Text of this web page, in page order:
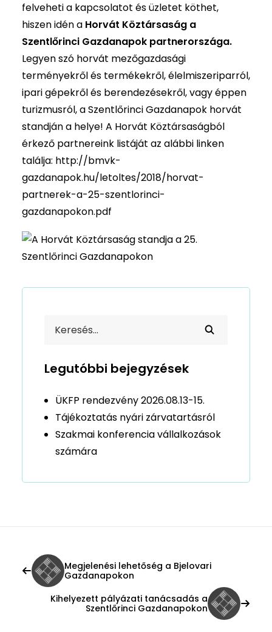
felveheti a kapcsolatot és üzletet köthet,
hiszen idén a Horvát Köztársaság a
Szentlőrinci Gazdanapok partnerországa.
Legyen szó horvát mezőgazdasági
terményekről és termékekről, élelmiszeriparról,
ipari gépekről és berendezésekről, vagy éppen
turizmusról, a Szentlőrinci Gazdanapok horvát
standján a helye! A Horvát Köztársaságból
érkező partnereink listáját az alábbi linken
találja: http://bmvk-
gazdanapok.hu/letoltes/2018/horvat-
partnerek-a-25-szentlorinci-
gazdanapokon.pdf
Legutóbbi bejegyzések
ÜKFP rendezvény 2026.08.13-15.
Tájékoztatás nyári zárvatartásról
Szakmai konferencia vállalkozások
számára
Megjelenési lehetőség a Bjelovari
Gazdanapokon
Kihelyezett pályázati tanácsadás a
Szentlőrinci Gazdanapokon